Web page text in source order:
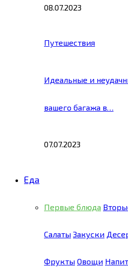
08.07.2023
Путешествия
Идеальные и
вашего багажа в…
07.07.2023
Еда
Первые блюда
Салаты Закуски
Фрукты Овощи